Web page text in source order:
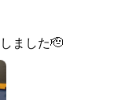
ました🫡